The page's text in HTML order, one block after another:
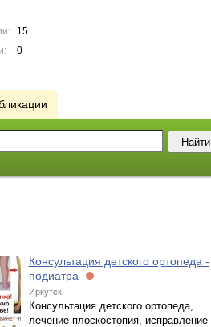
15
0
Консультация детского ортопеда -
подиатра
Иркутск
Консультация детского ортопеда,
лечение плоскостопия, исправление